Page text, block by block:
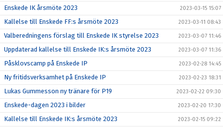
Enskede IK årsmöte 2023 2023-03-15 15:07
Kallelse till Enskede FF:s årsmöte 2023 2023-03-11 08:43
Valberedningens förslag till Enskede IK styrelse 2023 2023-03-07 11:46
Uppdaterad kallelse till Enskede IK:s årsmöte 2023 2023-03-07 11:36
Påsklovscamp på Enskede IP 2023-02-28 14:45
Ny fritidsverksamhet på Enskede IP 2023-02-23 18:31
Lukas Gummesson ny tränare för P19 2023-02-22 09:30
Enskede-dagen 2023 i bilder 2023-02-20 17:30
Kallelse till Enskede IK:s årsmöte 2023 2023-02-15 09:22